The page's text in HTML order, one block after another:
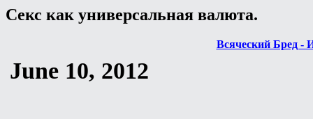
Секс как универсальная валюта.
Всяческий Бред -
June 10, 2012